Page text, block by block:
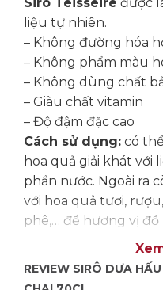
liệu tự nhiên.
– Không đường hóa
– Không phẩm màu
– Không dùng chất
– Giàu chất vitamin
– Độ đậm đặc cao
Cách sử dụng:có
hoa quả giải khát với
phần nước. Ngoài ra
với hoa quả tươi,
phê,… để hương vị
Một số đồ uống sử
REVIEW SIRÔ DƯA